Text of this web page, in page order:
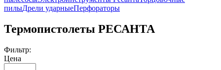
пилыДрели ударныеПерфораторы
Термопистолеты РЕСАНТА
Фильтр:
Цена